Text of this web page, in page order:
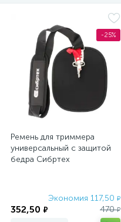
-25%
Ремень для триммера
универсальный с защитой
бедра Сибртех
Экономия 117,50 ₽
352,50 ₽ 470₽